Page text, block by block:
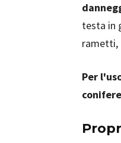
testa in
rametti,
Per
conifere